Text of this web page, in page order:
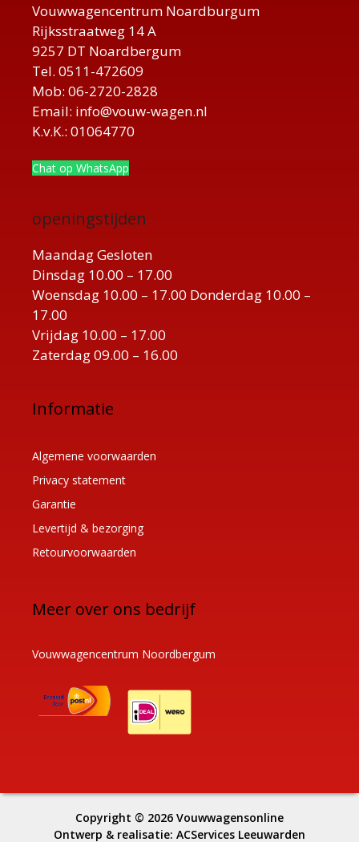
Vouwwagencentrum Noardburgum
Rijksstraatweg 14 A
9257 DT Noardbergum
Tel. 0511-472609
Mob: 06-2720-2828
Email: info@vouw-wagen.nl
K.v.K.: 01064770
Chat op WhatsApp
openingstijden
Maandag Gesloten
Dinsdag 10.00 – 17.00
Woensdag 10.00 – 17.00 Donderdag 10.00 –
17.00
Vrijdag 10.00 – 17.00
Zaterdag 09.00 – 16.00
Informatie
Algemene voorwaarden
Privacy statement
Garantie
Levertijd & bezorging
Retourvoorwaarden
Meer over ons bedrijf
Vouwwagencentrum Noordbergum
Copyright © 2026 Vouwwagensonline
Ontwerp & realisatie: ACServices Leeuwarden